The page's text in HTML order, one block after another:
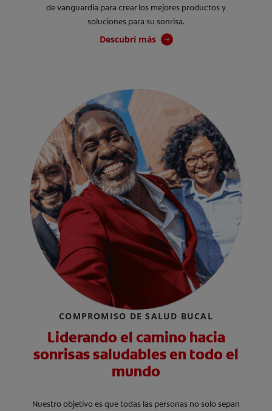
de vanguardia para crear los mejores productos y
soluciones para su sonrisa.
Descubrí más
COMPROMISO DE SALUD BUCAL
Liderando el camino hacia
sonrisas saludables en todo el
mundo
Nuestro objetivo es que todas las personas no solo sepan